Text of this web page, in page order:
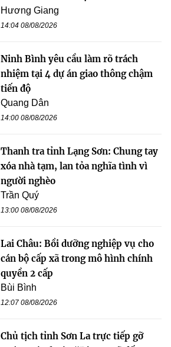
Hương Giang
14:04 08/08/2026
Ninh Bình yêu cầu làm rõ trách
nhiệm tại 4 dự án giao thông chậm
tiến độ
Quang Dân
14:00 08/08/2026
Thanh tra tỉnh Lạng Sơn: Chung tay
xóa nhà tạm, lan tỏa nghĩa tình vì
người nghèo
Trần Quý
13:00 08/08/2026
Lai Châu: Bồi dưỡng nghiệp vụ cho
cán bộ cấp xã trong mô hình chính
quyền 2 cấp
Bùi Bình
12:07 08/08/2026
Chủ tịch tỉnh Sơn La trực tiếp gỡ